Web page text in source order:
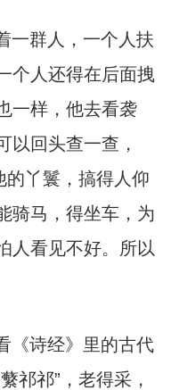
一群人，一个人扶
个人还得在后面拽
一样，他去看袭
以回头查一查，
的丫鬟，搞得人仰
骑马，得坐车，为
人看见不好。所以
《诗经》里的古代
祁祁”，老得采，